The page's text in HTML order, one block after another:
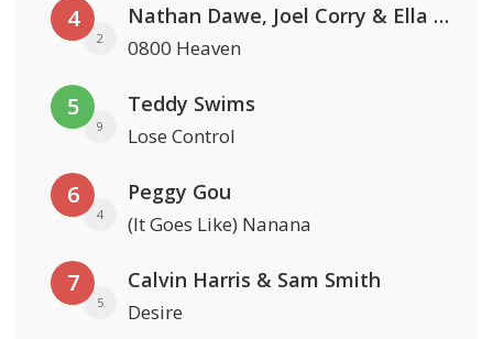
4
2
Nathan Dawe, Joel Corry & Ella Henderson
0800 Heaven
5
9
Teddy Swims
Lose Control
6
4
Peggy Gou
(It Goes Like) Nanana
7
5
Calvin Harris & Sam Smith
Desire